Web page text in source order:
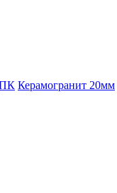
Керамогранит 20мм